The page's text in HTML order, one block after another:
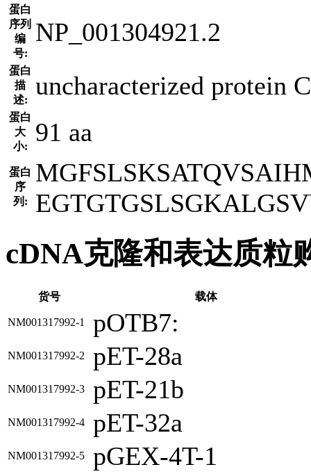
蛋白
序列
编
号:
NP_001304921.2
蛋白
描
述:
uncharacterized protein
蛋白
大
小:
91 aa
蛋白
序
列:
cDNA克隆和表达质粒
货号 载体
NM001317992-1 pOTB7:
NM001317992-2 pET-28a
NM001317992-3 pET-21b
NM001317992-4 pET-32a
NM001317992-5 pGEX-4T-1